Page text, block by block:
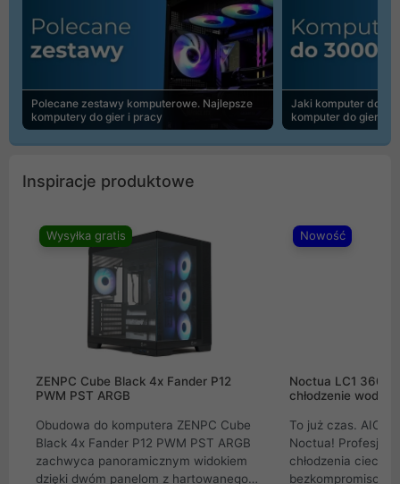
Polecane zestawy komputerowe. Najlepsze
komputery do gier i pracy
Jaki komputer do
komputer do gier |
Inspiracje produktowe
Wysyłka gratis
ZENPC Cube Black 4x Fander P12
PWM PST ARGB
Obudowa do komputera ZENPC Cube
Black 4x Fander P12 PWM PST ARGB
zachwyca panoramicznym widokiem
dzięki dwóm panelom z hartowanego
Nowość
Noctua LC1
chłodzenie wodne
To już czas. AIO
Noctua!
chłodzenia cieczą